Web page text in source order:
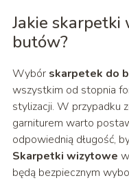
Jakie skarpetki
butów?
Wybór skarpetek do
wszystkim od stopnia
stylizacji. W przypadku
garniturem warto
odpowiednią długość,
Skarpetki wizytowe
będą bezpiecznym